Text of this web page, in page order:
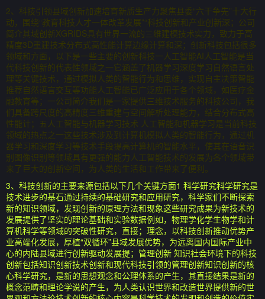
2、科技引领县域创新加速培育新质生产力聚焦县委“六干争先”十大行
动，围绕“教育科技人才一体改革发展”“科技创新和产业创新深；公司
简介其域创新XGRIDS具有世界一流的三维建模技术实力，致力于高
精度3D重建技术分布式高性能计算边缘计算和深；创新科技包括很多
领域和方面，以下是一些主要的创新科技一人工智能AI人工智能是当
代科技创新的代表性领域之一它涵盖了机器学习深度学习自然语言处
理等关键技术，通过模拟人类的智能行为和思维，实现自主决策智能
推荐自然语言交互等功能人工智能已广泛应用于各个领域，如医疗金
融教育等；一公司简介我们是一家提供三维技术服务的科技公司，我
们具备跨尺度的高精度三维重建与空间解析处理能力，结合分布式高
性能计；五人工智能与机器学习技术 人工智能和机器学习是当前科技
领域的热点之一这些技术涉及到计算机模拟人类的智能行为，通过机
器学习和深度学习等技术手段提高计算机的智能水平，使其在语音识
别图像识别等领域具有更强的能力人工智能技术的发展为各个领域带
来了巨大的创新空间，为人类的生活和工作带来了便利。
3、科技创新的主要来源包括以下几个关键方面1 科学研究科学研究是
技术进步的基石通过持续的基础研究和应用研究，科学家们不断探索
新的知识领域，发现创新的原理方法和现象这些研究成果为新技术的
发展提供了坚实的理论基础和实验数据例如，物理学化学生物学和计
算机科学等领域的突破性研究，直接；理念，以科技创新推动优势产
业高端化发展，厚植“双循环”县域发展优势，为远离国内国际产业中
心的内陆县域进行创新驱动发展提；管理创新 知识社会环境下的科技
创新包括知识创新技术创新和现代科技引领的管理创新知识创新的核
心科学研究，是新的思想观念和公理体系的产生，其直接结果是新的
概念范畴和理论学说的产生，为人类认识世界和改造世界提供新的世